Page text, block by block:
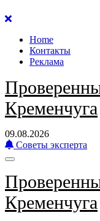
Перейти
содержанию
Home
Контакты
Реклама
Кременчуга
09.08.2026
Советы эксперта
Кременчуга